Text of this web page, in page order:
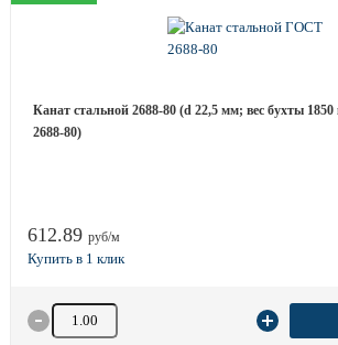
Канат стальной 2688-80 (d 22,5 мм; вес бухты
2688-80)
612.89 руб/м
Количество товара